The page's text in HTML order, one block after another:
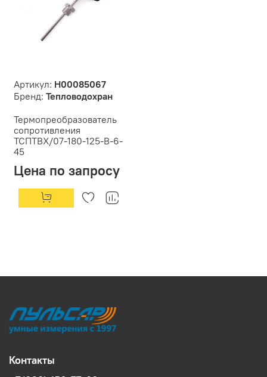
Артикул: Н00085067
Бренд: Тепловодохран
Термопреобразователь
сопротивления
ТСПТВХ/07-180-125-В-6-
45
Цена по запросу
Контакты